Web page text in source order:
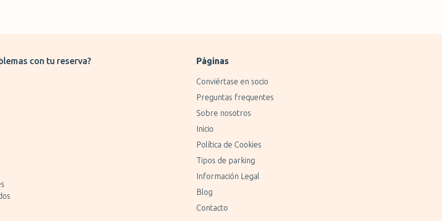
con tu reserva? Páginas
Conviértase en socio
Preguntas frequentes
Sobre nosotros
Inicio
Política de Cookies
Tipos de parking
Información Legal
Blog
Contacto